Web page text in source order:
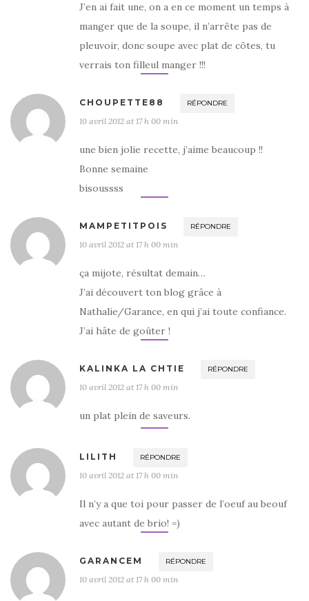
J’en ai fait une, on a en ce moment un temps à
manger que de la soupe, il n’arrête pas de
pleuvoir, donc soupe avec plat de côtes, tu
verrais ton filleul manger !!!
CHOUPETTE88 RÉPONDRE
10 avril 2012 at 17 h 00 min
une bien jolie recette, j’aime beaucoup !!
Bonne semaine
bisoussss
MAMPETITPOIS RÉPONDRE
10 avril 2012 at 17 h 00 min
ça mijote, résultat demain…
J’ai découvert ton blog grâce à
Nathalie/Garance, en qui j’ai toute confiance.
J’ai hâte de goûter !
KALINKA LA CHTIE RÉPONDRE
10 avril 2012 at 17 h 00 min
un plat plein de saveurs.
LILITH RÉPONDRE
10 avril 2012 at 17 h 00 min
Il n’y a que toi pour passer de l’oeuf au beouf
avec autant de brio! =)
GARANCEM RÉPONDRE
10 avril 2012 at 17 h 00 min